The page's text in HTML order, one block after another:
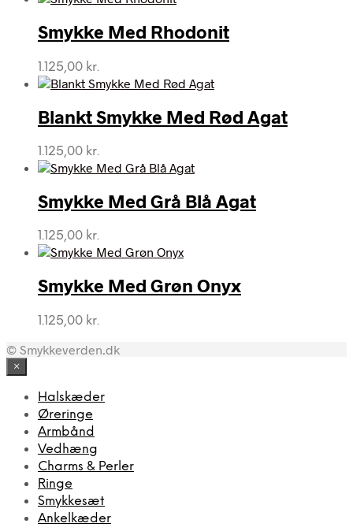
Smykke Med Rhodonit
1.125,00 kr.
Blankt Smykke Med Rød Agat
1.125,00 kr.
Smykke Med Grå Blå Agat
1.125,00 kr.
Smykke Med Grøn Onyx
1.125,00 kr.
© Smykkeverden.dk
×
Halskæder
Øreringe
Armbånd
Vedhæng
Charms & Perler
Ringe
Smykkesæt
Ankelkæder